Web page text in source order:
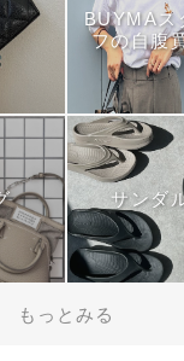
BUYMAス
フの自腹
サンダ
もっとみる